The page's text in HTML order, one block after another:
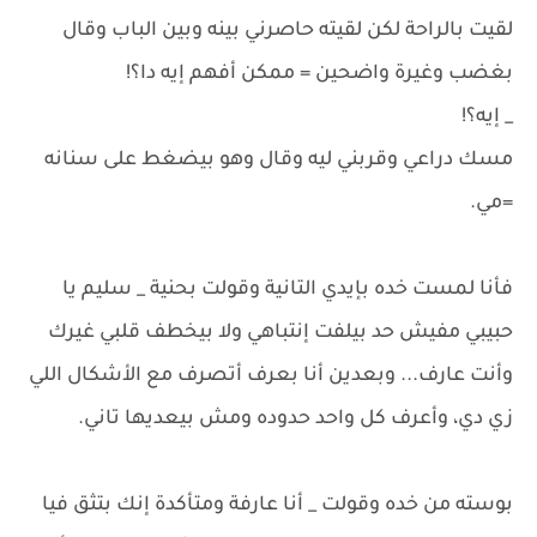
لقيت بالراحة لكن لقيته حاصرني بينه وبين الباب وقال
بغضب وغيرة واضحين = ممكن أفهم إيه دا؟!
_ إيه؟!
مسك دراعي وقربني ليه وقال وهو بيضغط على سنانه
=مي.
فأنا لمست خده بإيدي التانية وقولت بحنية _ سليم يا
حبيبي مفيش حد بيلفت إنتباهي ولا بيخطف قلبي غيرك
وأنت عارف... وبعدين أنا بعرف أتصرف مع الأشكال اللي
زي دي، وأعرف كل واحد حدوده ومش بيعديها تاني.
بوسته من خده وقولت _ أنا عارفة ومتأكدة إنك بتثق فيا